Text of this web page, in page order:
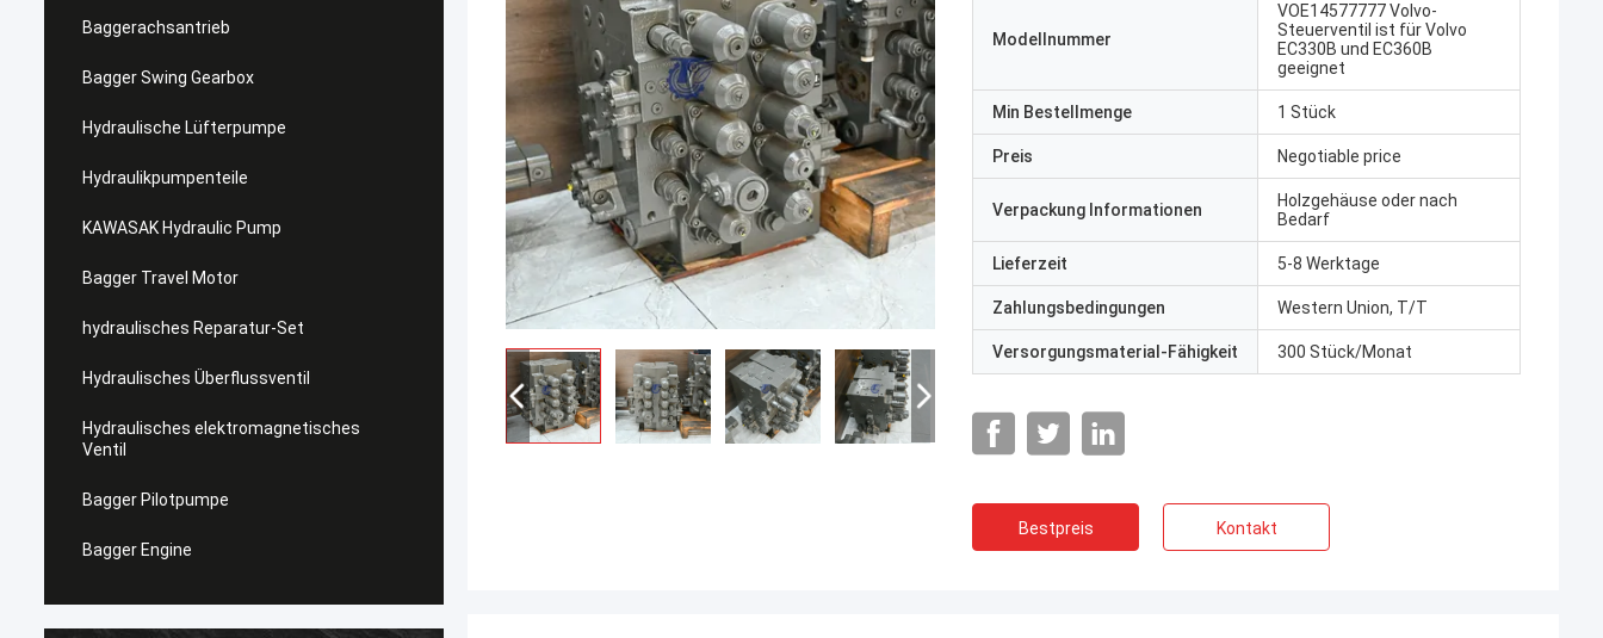
Baggerachsantrieb
Bagger Swing Gearbox
Hydraulische Lüfterpumpe
Hydraulikpumpenteile
KAWASAK Hydraulic Pump
Bagger Travel Motor
hydraulisches Reparatur-Set
Hydraulisches Überflussventil
Hydraulisches elektromagnetisches
Ventil
Bagger Pilotpumpe
Bagger Engine
Modellnummer
VOE14577777 Volvo-
Steuerventil ist für Volvo
EC330B und EC360B
geeignet
Min Bestellmenge 1 Stück
Preis Negotiable price
Verpackung Informationen
Holzgehäuse oder nach
Bedarf
Lieferzeit 5-8 Werktage
Zahlungsbedingungen Western Union, T/T
Versorgungsmaterial-Fähigkeit 300 Stück/Monat
Bestpreis Kontakt